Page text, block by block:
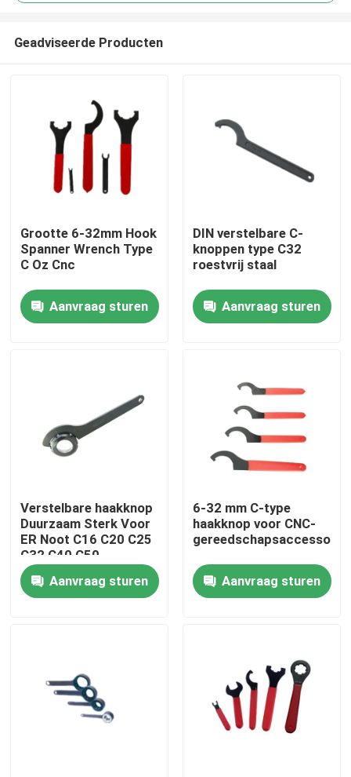
Huis
Videos
Fabrieksreis
Kwaliteitscontrole
BT-Hulpmiddelhouder
Geadviseerde Producten
Grootte 6-32mm Hook
Spanner Wrench Type
C Oz Cnc
Aanvraag sturen
DIN verstelbare C-
knoppen type C32
roestvrij staal
Aanvraag sturen
Verstelbare haakknop
Duurzaam Sterk Voor
ER Noot C16 C20 C25
C32 C40 C50
Aanvraag sturen
6-32 mm C-type
haakknop voor CNC-
Aanvraag sturen